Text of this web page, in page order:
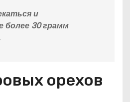
и
более 30 грамм
орехов